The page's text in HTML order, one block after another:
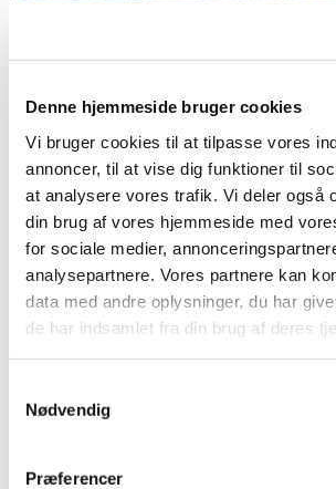
Denne hjemmeside bruger cookies
Vi bruger cookies til at tilpasse vores
annoncer, til at vise dig funktioner til
at analysere vores trafik. Vi deler også
din brug af vores hjemmeside med
for sociale medier,
analysepartnere. Vores partnere kan
data med andre oplysninger, du har
de har indsamlet fra din brug af deres
Nødvendig
Præferencer